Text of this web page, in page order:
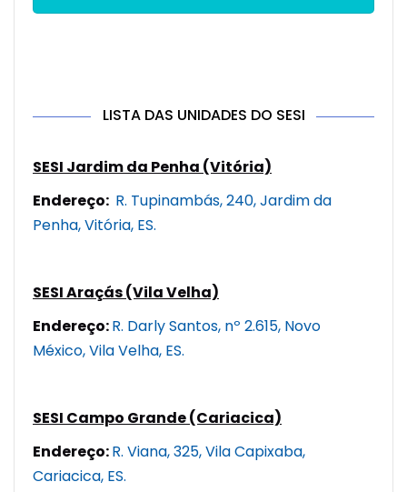
LISTA DAS UNIDADES DO SESI
SESI Jardim da Penha (Vitória)
Endereço: R. Tupinambás, 240, Jardim da
Penha, Vitória, ES.
SESI Araçás (Vila Velha)
Endereço:R. Darly Santos, nº 2.615, Novo
México, Vila Velha, ES.
SESI Campo Grande (Cariacica)
Endereço:R. Viana, 325, Vila Capixaba,
Cariacica, ES.